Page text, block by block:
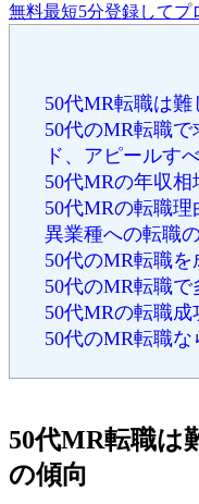
無料最短5分登録してプ
50代MR転職は
50代のMR転職
ド、アピールす
50代MRの年収相
50代MRの転職理
異業種への転職
50代のMR転職
50代のMR転職
50代MRの転職成
50代のMR転職な
50代MR転職は
の傾向